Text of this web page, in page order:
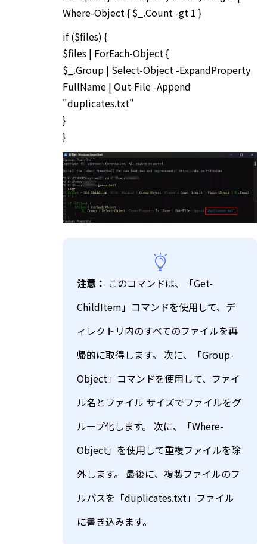
Where-Object { $_.Count -gt 1 }
if ($files) {
$files | ForEach-Object {
$_.Group | Select-Object -ExpandProperty
FullName | Out-File -Append
"duplicates.txt"
}
}
注意： このコマンドは、「Get-
ChildItem」コマンドを使用して、デ
ィレクトリ内のすべてのファイルを再
帰的に取得します。 次に、「Group-
Object」コマンドを使用して、ファイ
ル名とファイル サイズでファイルをグ
ループ化します。 次に、「Where-
Object」を使用して重複ファイルを除
外します。 最後に、複製ファイルのフ
ルパスを「duplicates.txt」ファイル
に書き込みます。